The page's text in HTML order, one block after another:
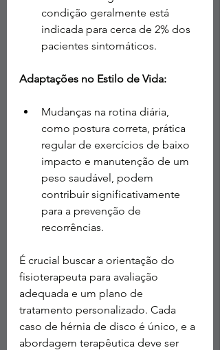
condição geralmente está
indicada para cerca de 2% dos
pacientes sintomáticos.
Adaptações no Estilo de Vida:
Mudanças na rotina diária,
como postura correta, prática
regular de exercícios de baixo
impacto e manutenção de um
peso saudável, podem
contribuir significativamente
para a prevenção de
recorrências.
É crucial buscar a orientação do
fisioterapeuta para avaliação
adequada e um plano de
tratamento personalizado. Cada
caso de hérnia de disco é único, e a
abordagem terapêutica deve ser